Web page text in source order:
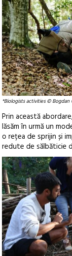
*Biologists activities © Bogdan
Prin această
lăsăm în urmă un
o rețea de sprijin și
redute de sălbăticie